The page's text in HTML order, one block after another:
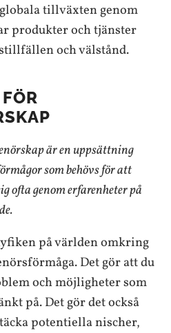
tillväxten genom
produkter och tjänster
och välstånd.
är en uppsättning
som behövs för att
ofta genom erfarenheter på
på världen omkring
Det gör att du
och möjligheter som
på. Det gör det också
potentiella nischer,